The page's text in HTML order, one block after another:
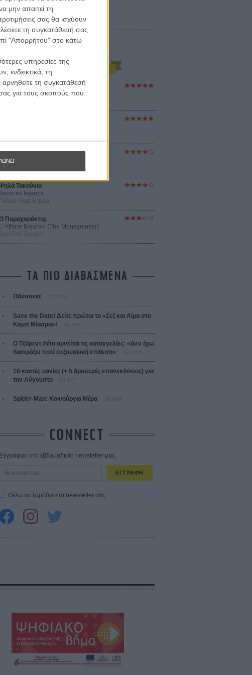
μην απαιτεί τη
σας θα ισχύουν
τη συγκατάθεσή σας
"Απορρήτου" στο κάτω
υπηρεσίες της
ενδεικτικά, τη
τη συγκατάθεσή
για τους σκοπούς που
Αρμονίες Βερκμάιστερ
Harmonies
Odyssey
Τακούνια
lejanos
Πέδρο Αλμοδόβαρ
Παραχαράκτης
L’ Affaire Bojarski (The Moneymaker)
Ζαν-Πολ Σαλομέ
ΤΑ ΠΙΟ ΔΙΑΒΑΣΜΕΝΑ
Οδύσσεια
Save the Date! Δείτε πρώτοι το «Σεξ και Αίμα στο
Καμπ Μίασμα»!
Ο Τζάρεντ Λέτο αρνείται τις καταγγελίες: «Δεν έχω
διαπράξει ποτέ σεξουαλική επίθεση»
10 καυτές ταινίες (+ 5 δροσερές επανεκδόσεις) για
τον Αύγουστο
Spider-Man: Καινούργια Μέρα 30 ΜΑΡ
CONNECT
Εγγράψου στο εβδομαδιαίο newsletter μας.
ΕΓΓΡΑΦΗ
Θέλω να λαμβάνω τα newsletter σας.